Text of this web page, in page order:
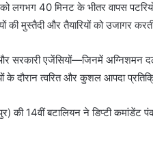
लगभग 40 मिनट के भीतर वापस
की मुस्तैदी और तैयारियों को उजागर
और सरकारी एजेंसियों—जिनमें
दौरान त्वरित और कुशल आपदा
की 14वीं बटालियन ने डिप्टी